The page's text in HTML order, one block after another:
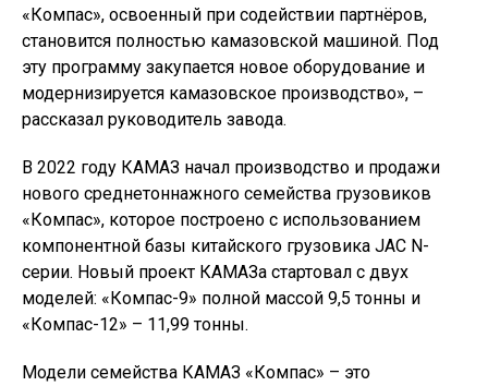
«Компас», освоенный при содействии партнёров,
становится полностью камазовской машиной. Под
эту программу закупается новое оборудование и
модернизируется камазовское производство», –
рассказал руководитель завода.
В 2022 году КАМАЗ начал производство и продажи
нового среднетоннажного семейства грузовиков
«Компас», которое построено с использованием
компонентной базы китайского грузовика JAC N-
серии. Новый проект КАМАЗа стартовал с двух
моделей: «Компас-9» полной массой 9,5 тонны и
«Компас-12» – 11,99 тонны.
Модели семейства КАМАЗ «Компас» – это